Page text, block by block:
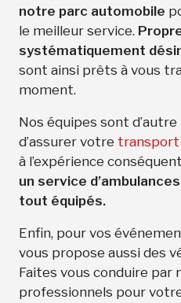
notre parc automobile
le meilleur service.
systématiquement
sont ainsi prêts à vous
moment.
Nos équipes sont
d’assurer votre transport
à l’expérience
un service
tout équipés.
Enfin, pour vos
vous propose aussi des
Faites vous conduire par
professionnels pour